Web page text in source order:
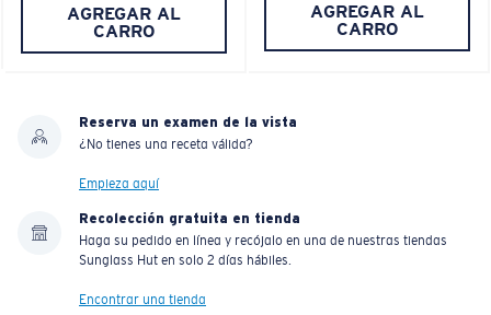
Liviano y Resistente a los impactos
El policarbonato son las opciones de material para
lentes más livianas y duraderas
C-WALL ®
rayones
AGREGAR AL
CARRO
AGREGAR AL
CARRO
Reserva un examen de la vista
¿No tienes una receta válida?
Empieza aquí
Recolección gratuita en tienda
Haga su pedido en línea y recójalo en una de nuestras tiendas
Sunglass Hut en solo 2 días hábiles.
Encontrar una tienda